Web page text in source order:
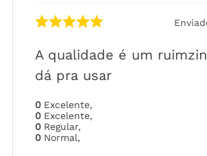
A qualidade é um
dá pra usar
0 Excelente,
0 Excelente,
0 Regular,
0 Normal,